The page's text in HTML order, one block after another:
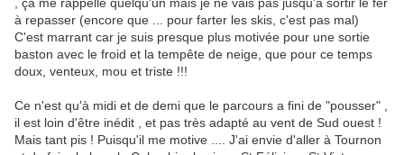
à repasser (encore que ... pour farter les skis, c'est pas mal)
C'est marrant car je suis presque plus motivée pour une sortie
baston avec le froid et la tempête de neige, que pour ce temps
doux, venteux, mou et triste !!!
Ce n'est qu'à midi et de demi que le parcours a fini de "pousser" ,
il est loin d'être inédit , et pas très adapté au vent de Sud ouest !
Mais tant pis ! Puisqu'il me motive .... J'ai envie d'aller à Tournon